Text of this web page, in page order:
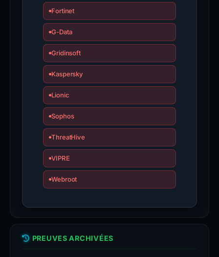
Fortinet
G-Data
Gridinsoft
Kaspersky
Lionic
Sophos
ThreatHive
VIPRE
Webroot
PREUVES ARCHIVÉES